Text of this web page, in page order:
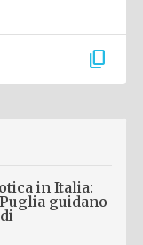
content_copy
in Italia:
guidano